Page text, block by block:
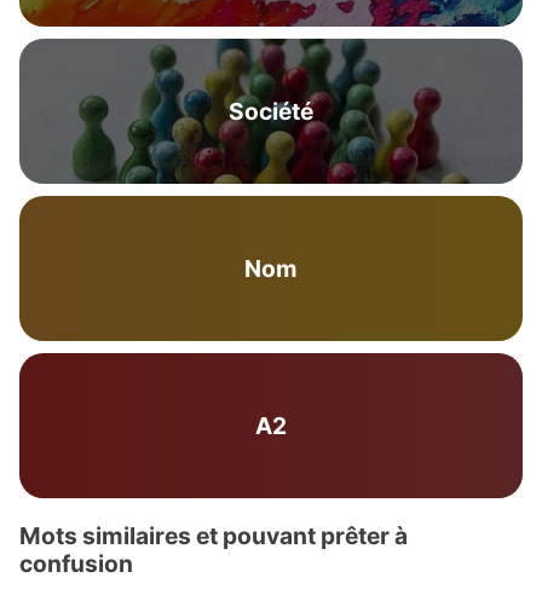
Société
Nom
A2
Mots similaires et pouvant prêter à
confusion